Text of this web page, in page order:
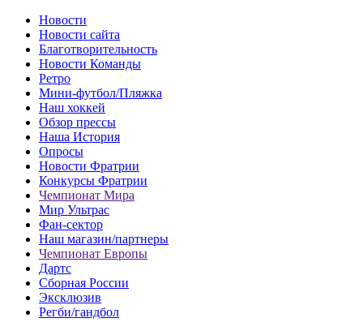
Новости
Новости сайта
Благотворительность
Новости Команды
Ретро
Мини-футбол/Пляжка
Наш хоккей
Обзор прессы
Наша История
Опросы
Новости Фратрии
Конкурсы Фратрии
Чемпионат Мира
Мир Ультрас
Фан-cектор
Наш магазин/партнеры
Чемпионат Европы
Дартс
Сборная России
Эксклюзив
Регби/гандбол